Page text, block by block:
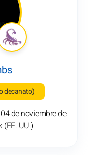
decanato)
de noviembre de
UU.)